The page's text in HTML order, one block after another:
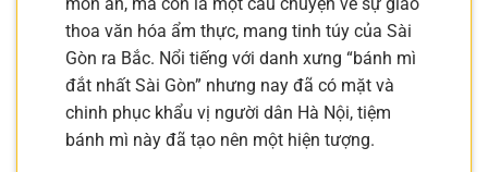
món ăn, mà còn là một câu chuyện về sự giao
thoa văn hóa ẩm thực, mang tinh túy của Sài
Gòn ra Bắc. Nổi tiếng với danh xưng “bánh mì
đắt nhất Sài Gòn” nhưng nay đã có mặt và
chinh phục khẩu vị người dân Hà Nội, tiệm
bánh mì này đã tạo nên một hiện tượng.